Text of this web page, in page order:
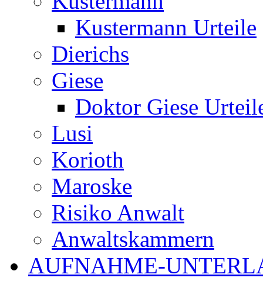
Kustermann Urteile
Dierichs
Giese
Doktor Giese
Lusi
Korioth
Maroske
Risiko Anwalt
Anwaltskammern
AUFNAHME-